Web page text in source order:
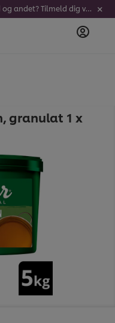
Vil du have opskrifter, nyheder, tilbud og andet? Tilmeld dig vores nyhedsbrev!
granulat 1 x